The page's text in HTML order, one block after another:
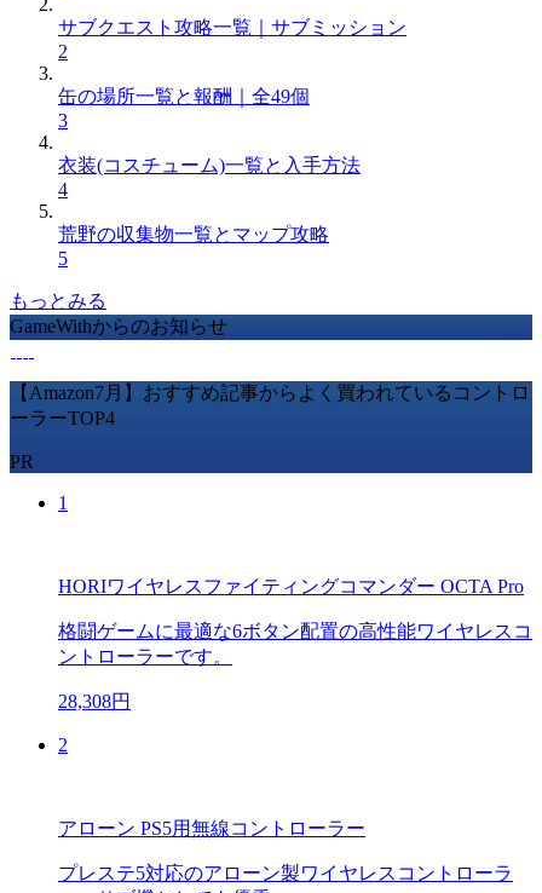
サブクエスト攻略一覧｜サブミッション
2
缶の場所一覧と報酬｜全49個
3
衣装(コスチューム)一覧と入手方法
4
荒野の収集物一覧とマップ攻略
5
もっとみる
GameWithからのお知らせ
【Amazon7月】おすすめ記事からよく買われているコントロ
ーラーTOP4
PR
1
HORIワイヤレスファイティングコマンダー OCTA Pro
格闘ゲームに最適な6ボタン配置の高性能ワイヤレスコ
ントローラーです。
28,308円
2
アローン PS5用無線コントローラー
プレステ5対応のアローン製ワイヤレスコントローラ